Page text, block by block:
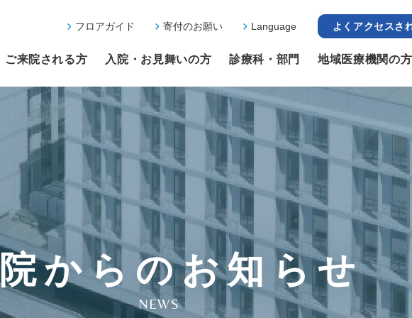
フロアガイド 寄付のお願い Language よくアクセスさ
ご来院される方 入院・お見舞いの方 診療科・部門 地域医療機関の方
からのお知らせ
NEWS